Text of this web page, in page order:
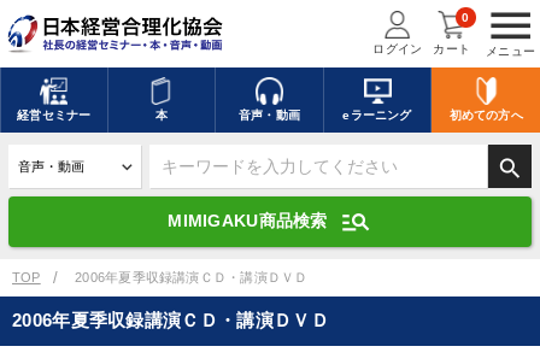
menu
メニュー
ログイン カート
0
経営セミナー 本 音声・動画 eラーニング 初めての方へ
search
MIMIGAKU商品検索 manage_search
キーワードを入力して探す
デジタル版対応のみ検索結果に表示する
search 上記の条件で検索
TOP 2006年夏季収録講演ＣＤ・講演ＤＶＤ
2006年夏季収録講演ＣＤ・講演ＤＶＤ